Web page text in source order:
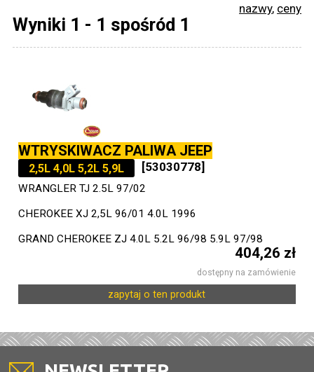
nazwy, ceny
Wyniki 1 - 1 spośród 1
WTRYSKIWACZ PALIWA JEEP
2,5L 4,0L 5,2L 5,9L [53030778]
WRANGLER TJ 2.5L 97/02
CHEROKEE XJ 2,5L 96/01 4.0L 1996
GRAND CHEROKEE ZJ 4.0L 5.2L 96/98 5.9L 97/98
404,26 zł
dostępny na zamówienie
zapytaj o ten produkt